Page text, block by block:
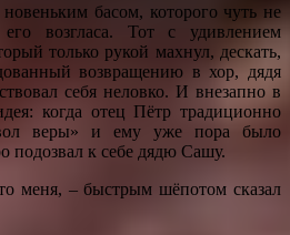
басом, которого чуть не
возгласа. Тот с удивлением
только рукой махнул, дескать,
возвращению в хор, дядя
себя неловко. И внезапно в
когда отец Пётр традиционно
веры» и ему уже пора было
подозвал к себе дядю Сашу.
меня, – быстрым шёпотом сказал